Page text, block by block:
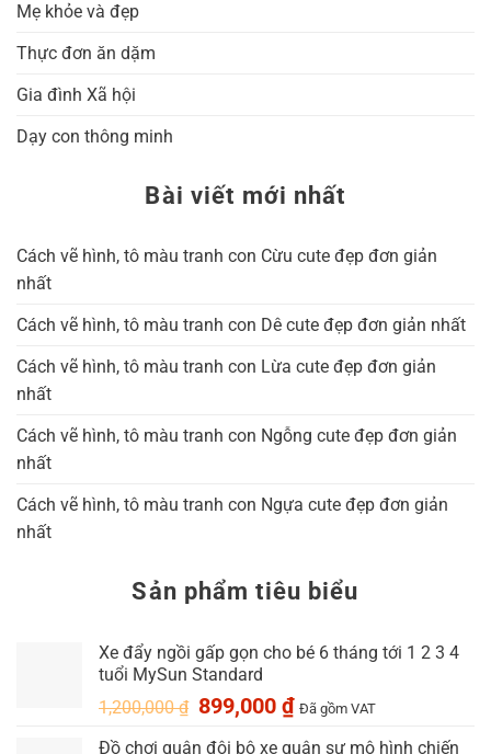
Mẹ khỏe và đẹp
Thực đơn ăn dặm
Gia đình Xã hội
Dạy con thông minh
Bài viết mới nhất
Cách vẽ hình, tô màu tranh con Cừu cute đẹp đơn giản
nhất
Cách vẽ hình, tô màu tranh con Dê cute đẹp đơn giản nhất
Cách vẽ hình, tô màu tranh con Lừa cute đẹp đơn giản
nhất
Cách vẽ hình, tô màu tranh con Ngỗng cute đẹp đơn giản
nhất
Cách vẽ hình, tô màu tranh con Ngựa cute đẹp đơn giản
nhất
Sản phẩm tiêu biểu
Xe đẩy ngồi gấp gọn cho bé 6 tháng tới 1 2 3 4
tuổi MySun Standard
1,200,000₫ Giá
là:
899,000 ₫Giá
hiện
tại
Đã gồm VAT
Đồ chơi quân đội bộ xe quân sự mô hình chiến